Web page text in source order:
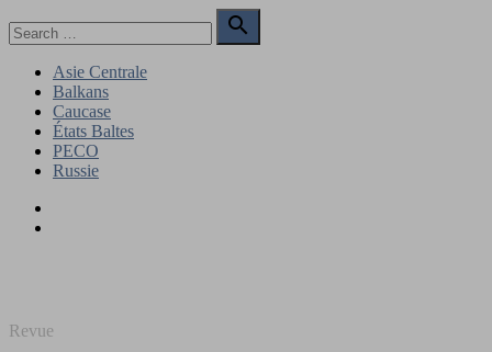
to
for:

Search
Asie Centrale
Balkans
Caucase
États Baltes
PECO
Russie
Revue